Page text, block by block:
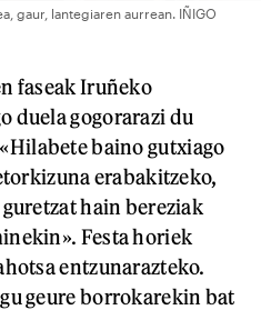
gaur, lantegiaren aurrean. IÑIGO
faseak Iruñeko
duela gogorarazi du
baino gutxiago
erabakitzeko,
hain bereziak
Festa horiek
entzunarazteko.
geure borrokarekin bat